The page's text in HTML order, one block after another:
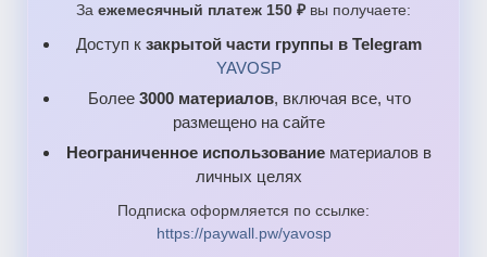
За ежемесячный платеж 150 ₽ вы получаете:
Доступ к закрытой части группы в Telegram
YAVOSP
Более 3000 материалов, включая все, что
размещено на сайте
Неограниченное использование материалов в
личных целях
Подписка оформляется по ссылке:
https://paywall.pw/yavosp